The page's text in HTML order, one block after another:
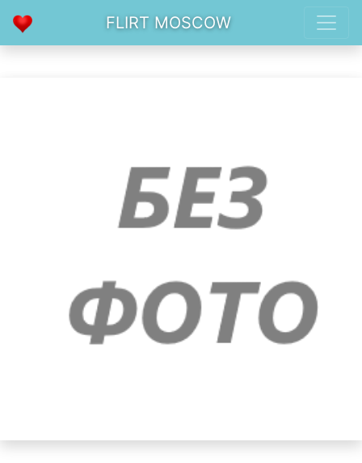
FLIRT MOSCOW